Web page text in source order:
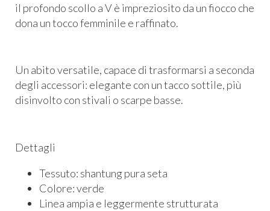
il profondo scollo a V è impreziosito da un fiocco che
dona un tocco femminile e raffinato.
Un abito versatile, capace di trasformarsi a seconda
degli accessori: elegante con un tacco sottile, più
disinvolto con stivali o scarpe basse.
Dettagli
Tessuto: shantung pura seta
Colore: verde
Linea ampia e leggermente strutturata